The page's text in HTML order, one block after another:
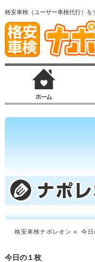
格安車検（ユーザー車検代行）
格安車検ナポレオン » 今日
今日の１枚